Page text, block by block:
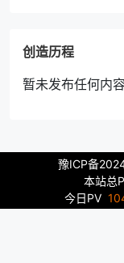
创造历程
暂未发布任何内
豫ICP备
本站总
今日PV